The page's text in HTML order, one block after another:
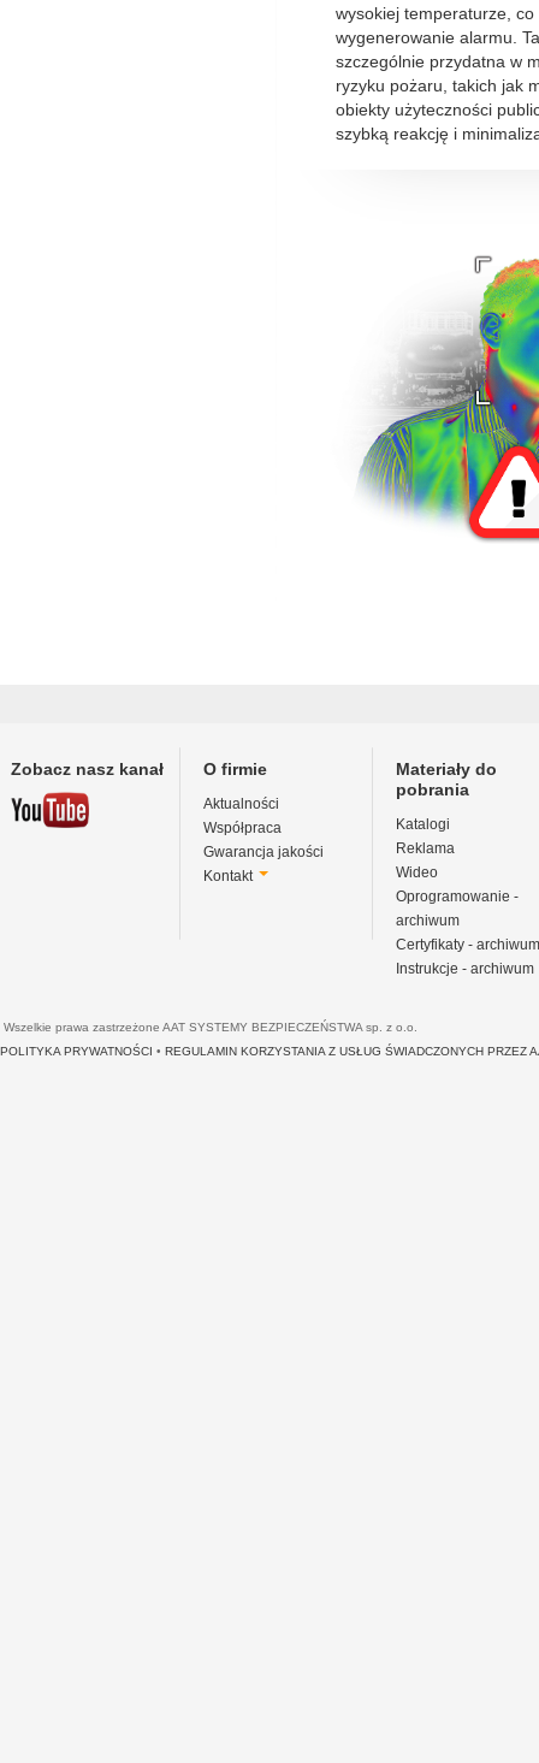
wysokiej temperaturze,
wygenerowanie alarmu.
szczególnie przydatna w
ryzyku pożaru, takich jak
obiekty użyteczności
szybką reakcję i
Zobacz nasz kanał O firmie
Aktualności
Współpraca
Gwarancja jakości
Kontakt
Materiały do
pobrania
Katalogi
Reklama
Wideo
Oprogramowanie -
archiwum
Certyfikaty - archiwum
Instrukcje - archiwum
Wszelkie prawa zastrzeżone AAT SYSTEMY BEZPIECZEŃSTWA sp. z o.o.
POLITYKA PRYWATNOŚCI • REGULAMIN KORZYSTANIA Z USŁUG ŚWIADCZONYCH PRZEZ